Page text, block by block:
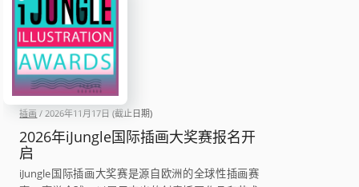
字
绘
本
大
赛
参
赛
指
插画 /2026年11月17日 (截止日期)
2026年iJungle国际插画大奖赛报名开
启
iJungle国际插画大奖赛是源自欧洲的全球性插画赛